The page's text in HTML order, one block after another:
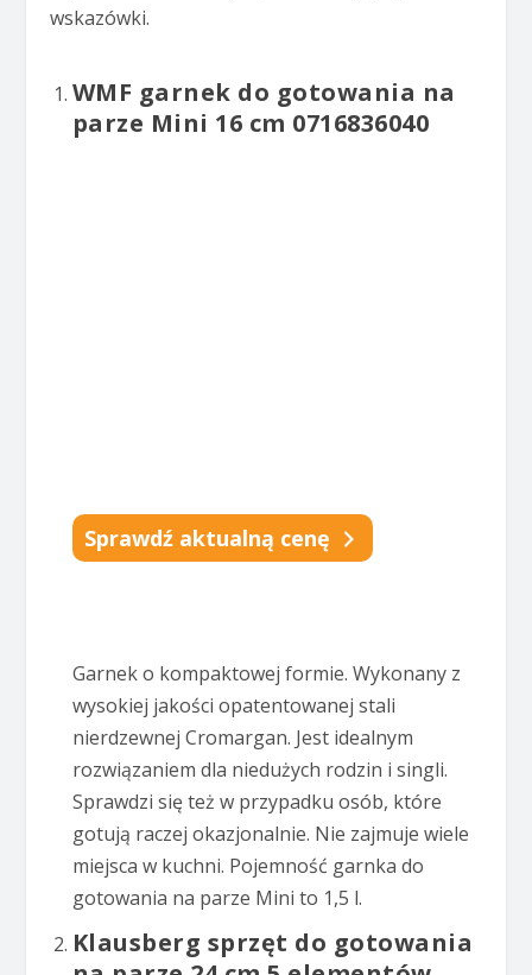
wskazówki.
WMF garnek do gotowania na
parze Mini 16 cm 0716836040
Sprawdź aktualną cenę
Garnek o kompaktowej formie. Wykonany z
wysokiej jakości opatentowanej stali
nierdzewnej Cromargan. Jest idealnym
rozwiązaniem dla niedużych rodzin i singli.
Sprawdzi się też w przypadku osób, które
gotują raczej okazjonalnie. Nie zajmuje wiele
miejsca w kuchni. Pojemność garnka do
gotowania na parze Mini to 1,5 l.
Klausberg sprzęt do gotowania